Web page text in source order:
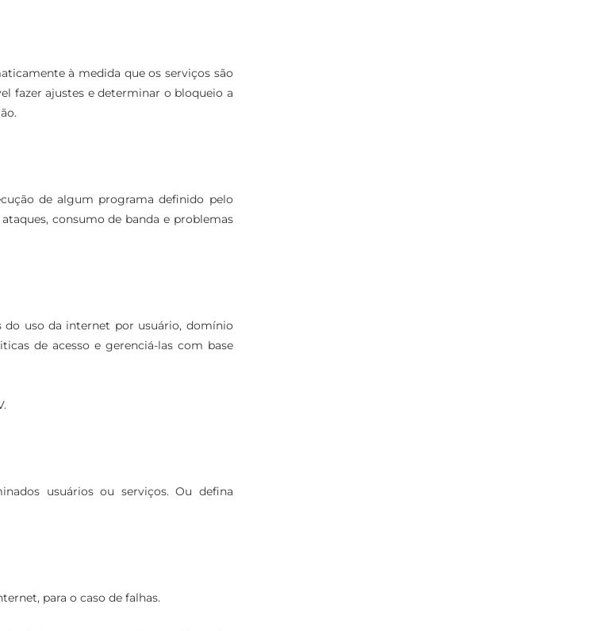
à medida que os serviços são
fazer ajustes e determinar o bloqueio a
de algum programa definido pelo
consumo de banda e problemas
uso da internet por usuário, domínio
de acesso e gerenciá-las com base
usuários ou serviços. Ou defina
para o caso de falhas.